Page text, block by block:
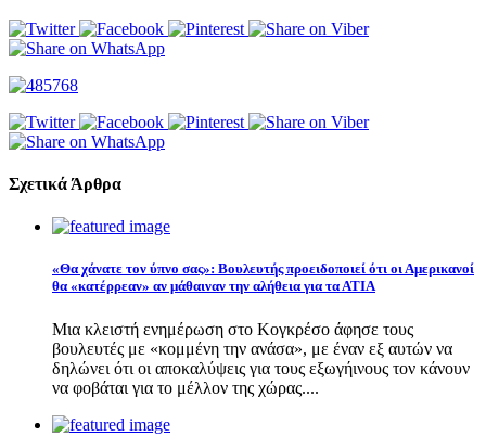
Σχετικά Άρθρα
«Θα χάνατε τον ύπνο σας»: Βουλευτής προειδοποιεί ότι οι Αμερικανοί
θα «κατέρρεαν» αν μάθαιναν την αλήθεια για τα ΑΤΙΑ
Μια κλειστή ενημέρωση στο Κογκρέσο άφησε τους
βουλευτές με «κομμένη την ανάσα», με έναν εξ αυτών να
δηλώνει ότι οι αποκαλύψεις για τους εξωγήινους τον κάνουν
να φοβάται για το μέλλον της χώρας....